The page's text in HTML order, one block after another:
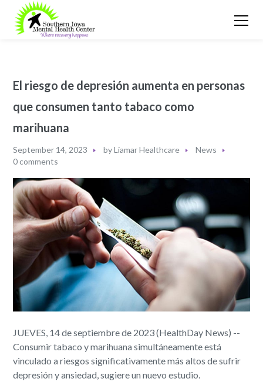
El riesgo de depresión aumenta en personas
que consumen tanto tabaco como
marihuana
September 14, 2023 byLiamar Healthcare
News
0 comments
JUEVES, 14 de septiembre de 2023 (HealthDay News) --
Consumir tabaco y marihuana simultáneamente está
vinculado a riesgos significativamente más altos de sufrir
depresión y ansiedad, sugiere un nuevo estudio.